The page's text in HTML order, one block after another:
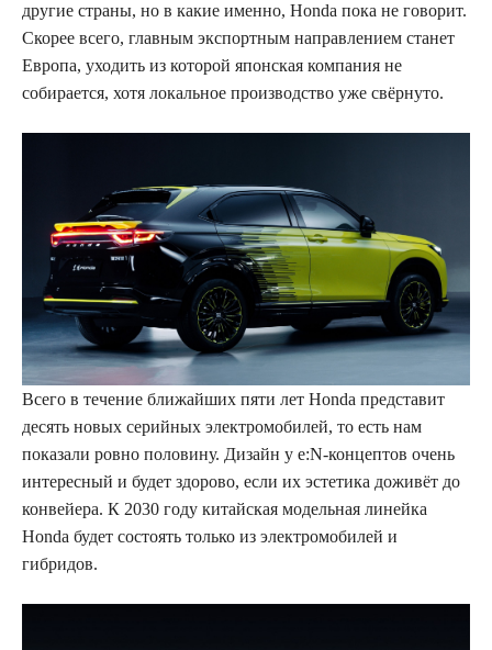
другие страны, но в какие именно, Honda пока не говорит.
Скорее всего, главным экспортным направлением станет
Европа, уходить из которой японская компания не
собирается, хотя локальное производство уже свёрнуто.
Всего в течение ближайших пяти лет Honda представит
десять новых серийных электромобилей, то есть нам
показали ровно половину. Дизайн у e:N-концептов очень
интересный и будет здорово, если их эстетика доживёт до
конвейера. К 2030 году китайская модельная линейка
Honda будет состоять только из электромобилей и
гибридов.